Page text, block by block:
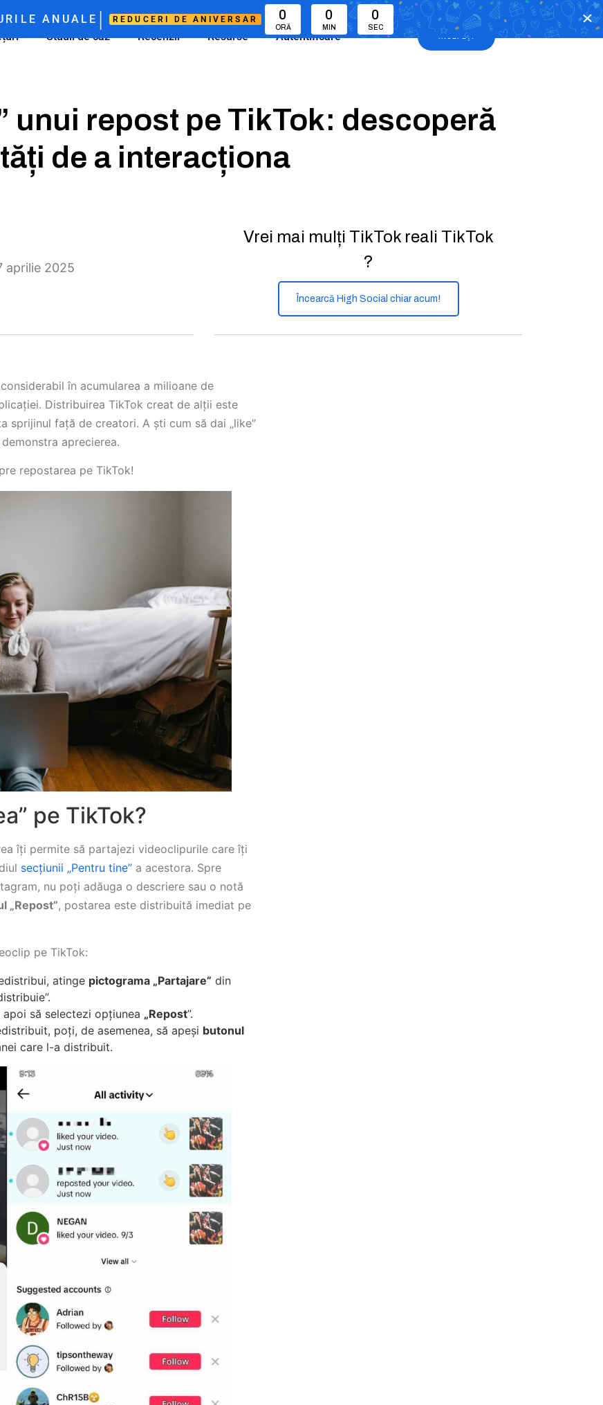
ANUALE | REDUCERI DE ANIVERSAR 0
ORĂ
0
MIN
0
SEC
Studii de caz Recenzii Resurse Autentificare ÎNCEPEȚI
unui repost pe TikTok: descoperă
de a interacționa
aprilie 2025
Vrei mai mulți TikTok reali TikTok
?
Încearcă High Social chiar acum!
în acumularea a milioane de
Distribuirea TikTok creat de alții este
sprijinul față de creatori. A ști cum să dai „like”
aprecierea.
repostarea pe TikTok!
pe TikTok?
îți permite să partajezi videoclipurile care îți
secțiunii „Pentru tine” a acestora. Spre
nu poți adăuga o descriere sau o notă
„Repost”, postarea este distribuită imediat pe
pe TikTok:
atinge pictograma „Partajare” din
să selectezi opțiunea „Repost”.
poți, de asemenea, să apeși butonul
care l-a distribuit.